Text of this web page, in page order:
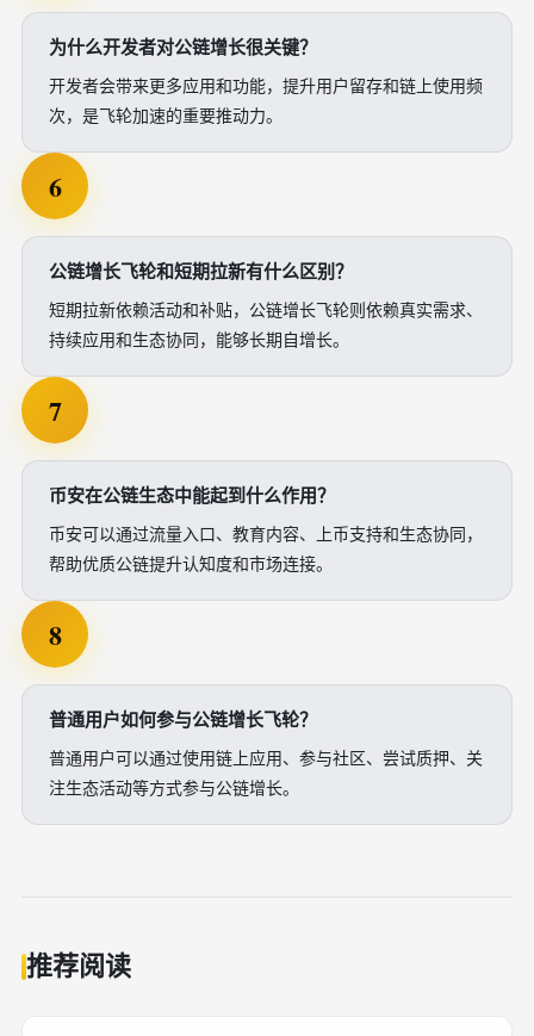
为什么开发者对公链增长很关键？
开发者会带来更多应用和功能，提升用户留存和链上使用频
次，是飞轮加速的重要推动力。
6
公链增长飞轮和短期拉新有什么区别？
短期拉新依赖活动和补贴，公链增长飞轮则依赖真实需求、
持续应用和生态协同，能够长期自增长。
7
币安在公链生态中能起到什么作用？
币安可以通过流量入口、教育内容、上币支持和生态协同，
帮助优质公链提升认知度和市场连接。
8
普通用户如何参与公链增长飞轮？
普通用户可以通过使用链上应用、参与社区、尝试质押、关
注生态活动等方式参与公链增长。
推荐阅读